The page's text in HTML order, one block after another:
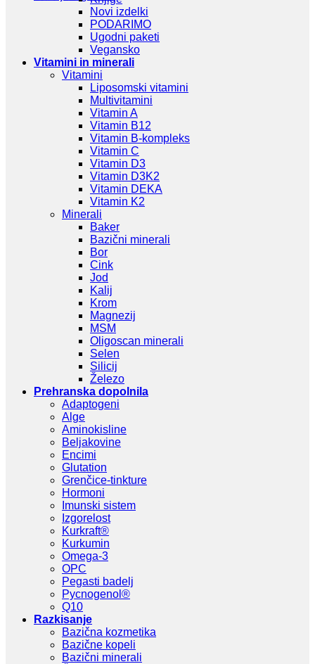
Novi izdelki
PODARIMO
Ugodni paketi
Vegansko
Vitamini in minerali
Vitamini
Liposomski vitamini
Multivitamini
Vitamin A
Vitamin B12
Vitamin B-kompleks
Vitamin C
Vitamin D3
Vitamin D3K2
Vitamin DEKA
Vitamin K2
Minerali
Baker
Bazični minerali
Bor
Cink
Jod
Kalij
Krom
Magnezij
MSM
Oligoscan minerali
Selen
Silicij
Železo
Prehranska dopolnila
Adaptogeni
Alge
Aminokisline
Beljakovine
Encimi
Glutation
Grenčice-tinkture
Hormoni
Imunski sistem
Izgorelost
Kurkraft®
Kurkumin
Omega-3
OPC
Pegasti badelj
Pycnogenol®
Q10
Razkisanje
Bazična kozmetika
Bazične kopeli
Bazični minerali